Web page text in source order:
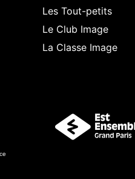
Les Tout-petits
Le Club Image
La Classe Image